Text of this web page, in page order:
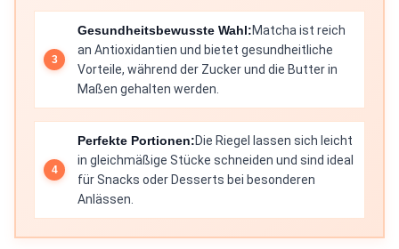
Gesundheitsbewusste Wahl:Matcha ist reich
an Antioxidantien und bietet gesundheitliche
Vorteile, während der Zucker und die Butter in
Maßen gehalten werden.
Perfekte Portionen:Die Riegel lassen sich leicht
in gleichmäßige Stücke schneiden und sind ideal
für Snacks oder Desserts bei besonderen
Anlässen.